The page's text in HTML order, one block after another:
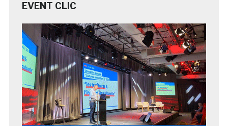
EVENT CLIC